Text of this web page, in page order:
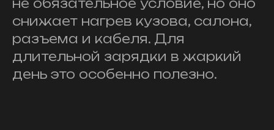
не обязательное условие, но оно
снижает нагрев кузова, салона,
разъема и кабеля. Для
длительной зарядки в жаркий
день это особенно полезно.